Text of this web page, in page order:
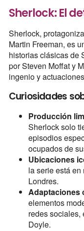
Sherlock: El
Sherlock,
Martin Freeman, es
historias clásicas de
por Steven Moffat y
ingenio y
Curiosidades
Producción
Sherlock solo
episodios
ocupados de
Ubicaciones
la serie está
Londres.
Adaptaciones
elementos
redes sociales,
Doyle.